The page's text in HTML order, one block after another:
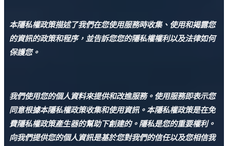
本隱私權政策描述了我們在您使用服務時收集、使用和揭露您
的資訊的政策和程序，並告訴您您的隱私權權利以及法律如何
保護您。
我們使用您的個人資料來提供和改進服務。 使用服務即表示您
同意根據本隱私權政策收集和使用資訊。 本隱私權政策是在免
費隱私權政策產生器的幫助下創建的。 隱私是您的重要權利。
向我們提供您的個人資訊是基於您對我們的信任以及您相信我